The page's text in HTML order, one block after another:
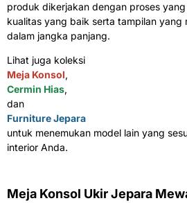
produk dikerjakan dengan proses
kualitas yang baik serta tampilan yang
dalam jangka panjang.
Lihat juga koleksi
Meja Konsol,
Cermin Hias,
dan
Furniture Jepara
untuk menemukan model lain yang
interior Anda.
Meja Konsol Ukir Jepara